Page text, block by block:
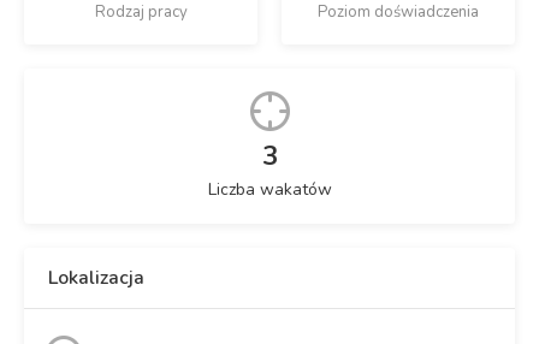
Rodzaj pracy Poziom doświadczenia
3
Liczba wakatów
Lokalizacja